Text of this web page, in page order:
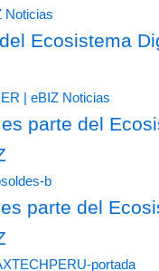
Ecosistema
parte del
parte del